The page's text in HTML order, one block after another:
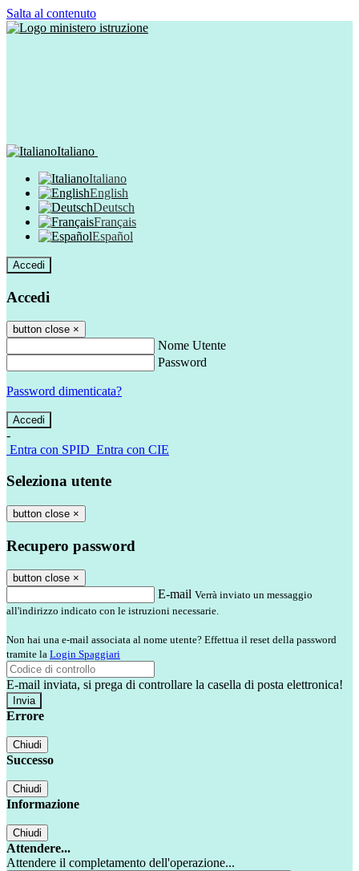
Salta al contenuto
Italiano
Italiano
English
Deutsch
Français
Español
Accedi
Accedi
button close ×
Nome Utente
Password
Password dimenticata?
-
Entra con SPID Entra con CIE
Seleziona utente
button close ×
Recupero password
button close ×
E-mail Verrà inviato un messaggio
all'indirizzo indicato con le istruzioni necessarie.
Non hai una e-mail associata al nome utente? Effettua il reset della password
tramite la Login Spaggiari
E-mail inviata, si prega di controllare la casella di posta elettronica!
Errore
Chiudi
Successo
Chiudi
Informazione
Chiudi
Attendere...
Attendere il completamento dell'operazione...